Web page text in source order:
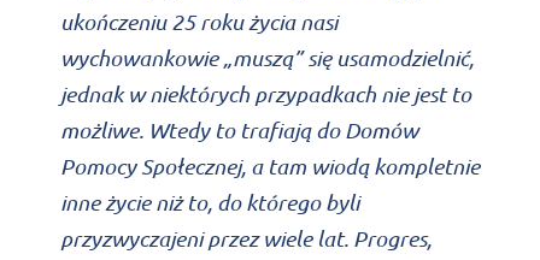
ukończeniu 25 roku życia nasi
wychowankowie „muszą” się usamodzielnić,
jednak w niektórych przypadkach nie jest to
możliwe. Wtedy to trafiają do Domów
Pomocy Społecznej, a tam wiodą kompletnie
inne życie niż to, do którego byli
przyzwyczajeni przez wiele lat. Progres,